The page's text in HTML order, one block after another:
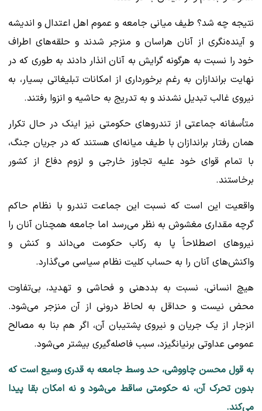
نتیجه چه شد؟ طیف میانی جامعه و عموم اهل اعتدال و اندیشه
و آینده‌نگری از آنان هراسان و منزجر شدند و حلقه‌های اطراف
خود را نسبت به هرگونه گرایش به آنان انذار دادند به طوری که در
نهایت براندازان به رغم برخورداری از امکانات تبلیغاتی بسیار، به
نیروی غالب تبدیل نشدند و به تدریج به حاشیه و انزوا رفتند.
متأسفانه جماعتی از تندروهای حکومتی نیز اینک در حال تکرار
همان رفتار براندازان با طیف میانه‌ای هستند که در جریان جنگ،
با تمام قوای خود علیه تجاوز خارجی و لزوم دفاع از کشور
برخاستند.
واقعیت این است که نسبت این جماعت تندرو با نظام حاکم
گرچه مقداری مغشوش به نظر می‌رسد اما جامعه همچنان آنان را
نیروهای اصطلاحاً پا به رکاب حکومت می‌داند و کنش و
واکنش‌های آنان را به حساب کلیت نظام سیاسی می‌گذارد.
هیچ انسانی، نسبت به بددهنی و فحاشی و تهدید، بی‌تفاوت
محض نیست و حداقل به لحاظ درونی از آن منزجر می‌شود.
انزجار از یک جریان و نیروی پشتیبان آن، اگر هم بنا به مصالح
عمومی عداوتی برنیانگیزد، سبب فاصله‌گیری بیشتر می‌شود.
به قول محسن چاووشی، حد وسط جامعه به قدری وسیع است که
بدون تحرک آن، نه حکومتی ساقط می‌شود و نه امکان بقا پیدا
می‌کند.